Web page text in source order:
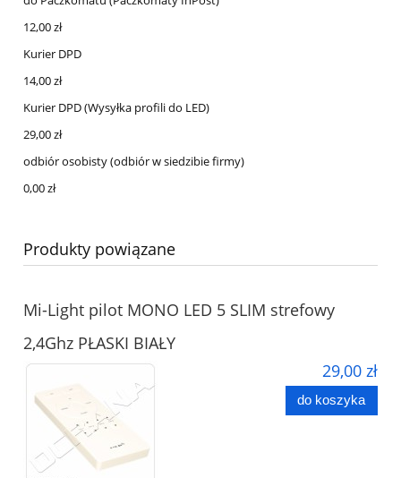
12,00 zł
Kurier DPD
14,00 zł
Kurier DPD(Wysyłka profili do LED)
29,00 zł
odbiór osobisty(odbiór w siedzibie firmy)
0,00 zł
Produkty powiązane
Mi-Light pilot MONO LED 5 SLIM strefowy
2,4Ghz PŁASKI BIAŁY
29,00 zł
do koszyka